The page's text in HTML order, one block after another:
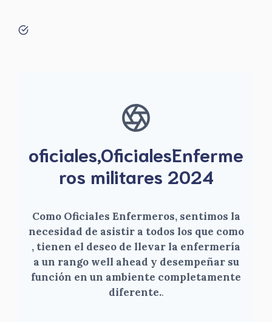
oficiales,OficialesEnferme
ros militares 2024
Como Oficiales Enfermeros, sentimos la
necesidad de asistir a todos los que como
, tienen el deseo de llevar la enfermería
a un rango well ahead y desempeñar su
función en un ambiente completamente
diferente..